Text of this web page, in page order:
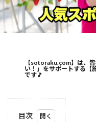
【sotoraku.com】は、
い！」をサポートする【
です🎵
目次